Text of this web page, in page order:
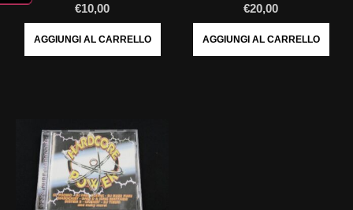
€10,00
AGGIUNGI AL CARRELLO
€20,00
AGGIUNGI AL CARRELLO